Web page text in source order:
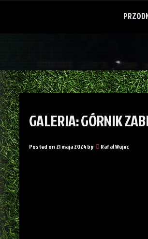
GALERIA: GÓRNIK
Posted on 21 maja 2024by Rafał Wujec